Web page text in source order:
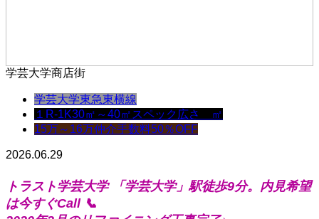
学芸大学商店街
学芸大学東急東横線
１R-1K30㎡～40㎡ スペック 広さ ㎡
15万～16万仲介手数料50％OFF
2026.06.29
トラスト学芸大学 「学芸大学」駅徒歩9分。内見希望
は今すぐCall 📞